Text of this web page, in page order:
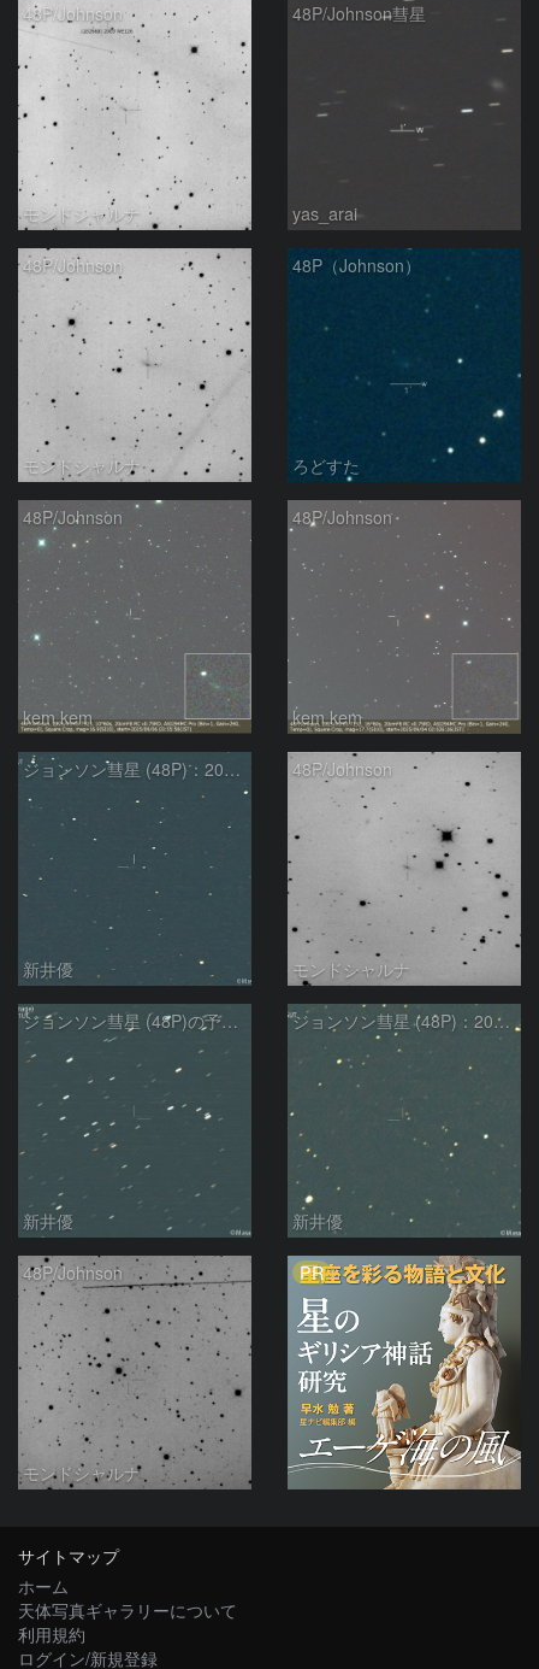
48P/Johnson
モンドシャルナ
48P/Johnson彗星
yas_arai
48P/Johnson
モンドシャルナ
48P（Johnson）
ろどすた
48P/Johnson
kem.kem
48P/Johnson
kem.kem
ジョンソン彗星 (48P)：2025/08/20
新井優
48P/Johnson
モンドシャルナ
ジョンソン彗星 (48P)の予報位置：2024/08/26
新井優
ジョンソン彗星 (48P)：2024/08/11
新井優
48P/Johnson
モンドシャルナ
PR
サイトマップ
ホーム
天体写真ギャラリーについて
利用規約
ログイン/新規登録